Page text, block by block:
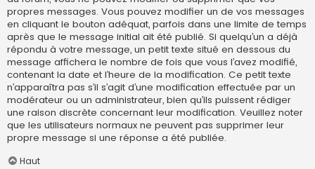
propres messages. Vous pouvez modifier un de vos messages
en cliquant le bouton adéquat, parfois dans une limite de temps
après que le message initial ait été publié. Si quelqu’un a déjà
répondu à votre message, un petit texte situé en dessous du
message affichera le nombre de fois que vous l’avez modifié,
contenant la date et l’heure de la modification. Ce petit texte
n’apparaîtra pas s’il s’agit d’une modification effectuée par un
modérateur ou un administrateur, bien qu’ils puissent rédiger
une raison discrète concernant leur modification. Veuillez noter
que les utilisateurs normaux ne peuvent pas supprimer leur
propre message si une réponse a été publiée.
Haut